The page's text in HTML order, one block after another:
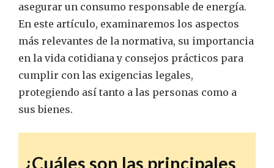
asegurar un consumo responsable de energía.
En este artículo, examinaremos los aspectos
más relevantes de la normativa, su importancia
en la vida cotidiana y consejos prácticos para
cumplir con las exigencias legales,
protegiendo así tanto a las personas como a
sus bienes.
¿Cuáles son las principales